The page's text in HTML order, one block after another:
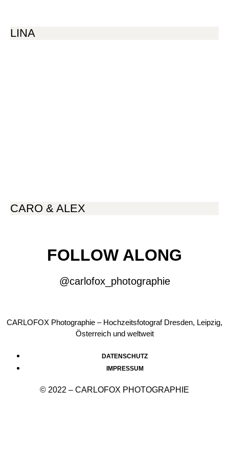
LINA
CARO & ALEX
FOLLOW ALONG
@carlofox_photographie
© 2022 – CARLOFOX PHOTOGRAPHIE
CARLOFOX Photographie – Hochzeitsfotograf Dresden, Leipzig,
Österreich und weltweit
DATENSCHUTZ
IMPRESSUM